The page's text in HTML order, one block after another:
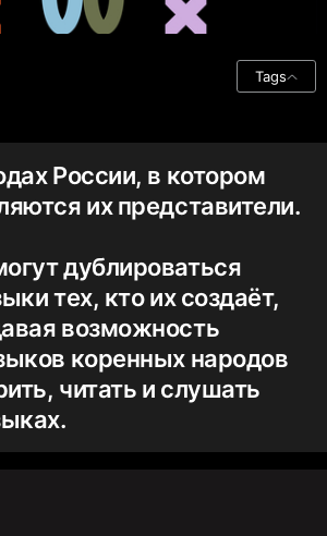
Tags
России, в котором
их представители.
дублироваться
тех, кто их создаёт,
возможность
коренных народов
читать и слушать